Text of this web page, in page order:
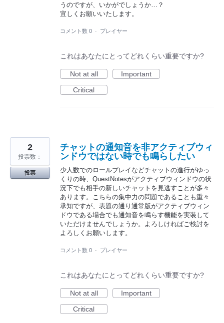
うのですが、いかがでしょうか…？
宜しくお願いいたします。
コメント数 0 · プレイヤー
これはあなたにとってどれくらい重要ですか?
Not at all
Important
Critical
チャットの通知音を非アクティブウィ
ンドウではない時でも鳴らしたい
少人数でのロールプレイなどチャットの進行がゆっ
くりの時、QuestNotesがアクティブウィンドウの状
況下でも相手の新しいチャットを見逃すことが多々
あります。こちらの集中力の問題であることも重々
承知ですが、表題の通り通常版がアクティブウィン
ドウである場合でも通知音を鳴らす機能を実装して
いただけませんでしょうか。よろしければご検討を
よろしくお願いします。
2
投票数：
投票
コメント数 0 · プレイヤー
これはあなたにとってどれくらい重要ですか?
Not at all
Important
Critical